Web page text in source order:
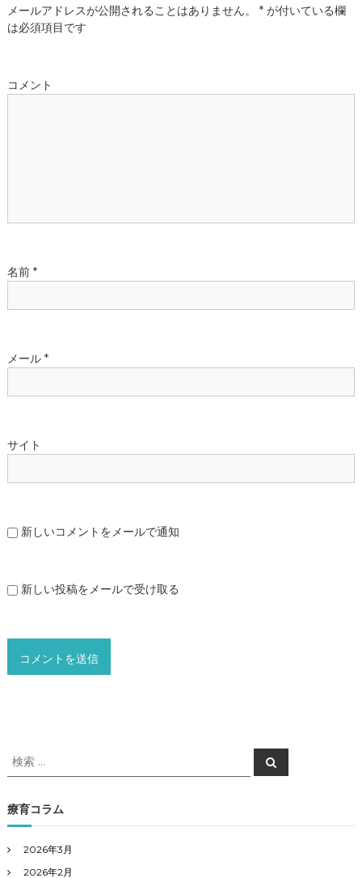
ビ
ー
メールアドレスが公開されることはありません。 *が付いている欄
は必須項目です
コメント
名前 *
メール *
サイト
新しいコメントをメールで通知
新しい投稿をメールで受け取る
検
索
象
:
検
索
療育コラム
2026年3月
2026年2月